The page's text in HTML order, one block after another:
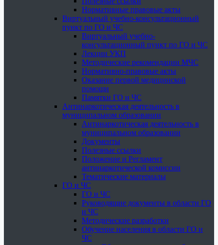
Нормативные правовые акты
Виртуальный учебно-консультационный
пункт по ГО и ЧС
Виртуальный учебно-
консультационный пункт по ГО и ЧС
Лекции УКП
Методические рекомендации МЧС
Нормативно-правовые акты
Оказание первой медицинской
помощи
Памятки ГО и ЧС
Антинаркотическая деятельность в
муниципальном образовании
Антинаркотическая деятельность в
муниципальном образовании
Документы
Полезные ссылки
Положение и Регламент
антинаркотической комиссии
Тематические материалы
ГО и ЧС
ГО и ЧС
Руководящие документы в области ГО
и ЧС
Методические разработки
Обучение населения в области ГО и
ЧС